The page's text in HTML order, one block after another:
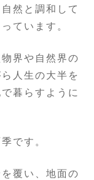
然と調和して
ています。
界や自然界の
人生の大半を
暮らすように
です。
覆い、地面の